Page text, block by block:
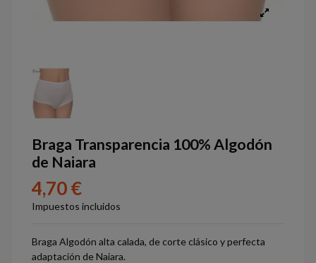
Braga Transparencia 100% Algodón
de Naiara
4,70 €
Impuestos incluidos
Braga Algodón alta calada, de corte clásico y perfecta
adaptación de Naiara.